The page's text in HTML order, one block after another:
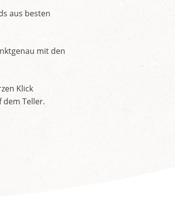
aus besten
mit den
Klick
Teller.